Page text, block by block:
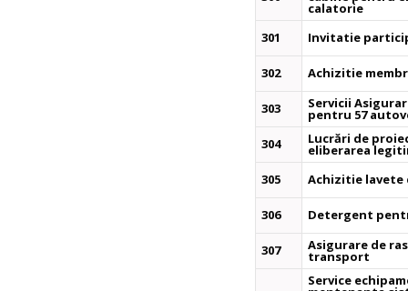
calatorie
301
Invitatie
302 Achizitie
303 Servicii
pentru 57
304
Lucrări de
eliberarea
305
Achizitie lavete
306 Detergent
307 Asigurare de
transport
Service